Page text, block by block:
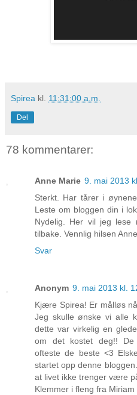
Spirea kl. 11:31:00 a.m.
Del
78 kommentarer:
Anne Marie 9. mai 2013
Sterkt. Har tårer i
Leste om bloggen din i
Nydelig. Her vil jeg lese
tilbake. Vennlig hilsen
Svar
Anonym 9. mai 2013 kl.
Kjære Spirea! Er målløs
Jeg skulle ønske vi alle
dette var virkelig en
om det kostet deg!! De
ofteste de beste <3
startet opp denne
at livet ikke trenger være
Klemmer i fleng fra Miriam